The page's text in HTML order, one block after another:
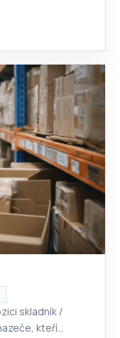
skladník /
kteří...